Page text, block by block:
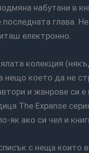
набутани в
глава.
електронно.
нещо което да не
и жанрове си
The Expanse
як ако си чел и